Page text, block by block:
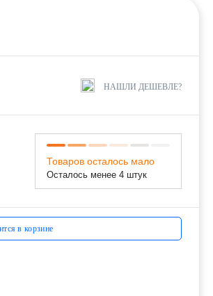
НАШЛИ ДЕШЕВЛЕ?
Товаров осталось мало
Осталось менее 4 штук
в корзине